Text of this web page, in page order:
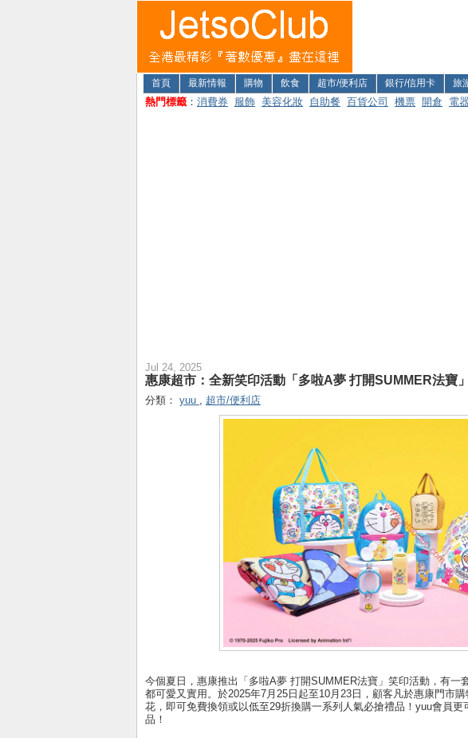
首頁 最新情報 購物 飲食 超市/便利店 銀行/信用卡 旅
熱門標籤 ： 消費券 服飾 美容化妝 自助餐 百貨公司 機票 開倉 電器
Jul 24, 2025
惠康超市：全新笑印活動「多啦A夢 打開SUMMER法寶」
分類： yuu , 超市/便利店
今個夏日，惠康推出「多啦A夢 打開SUMMER法寶」笑印活動，有一
都可愛又實用。於2025年7月25日起至10月23日，顧客凡於惠康門市
花，即可免費換領或以低至29折換購一系列人氣必搶禮品！yuu會員
品！